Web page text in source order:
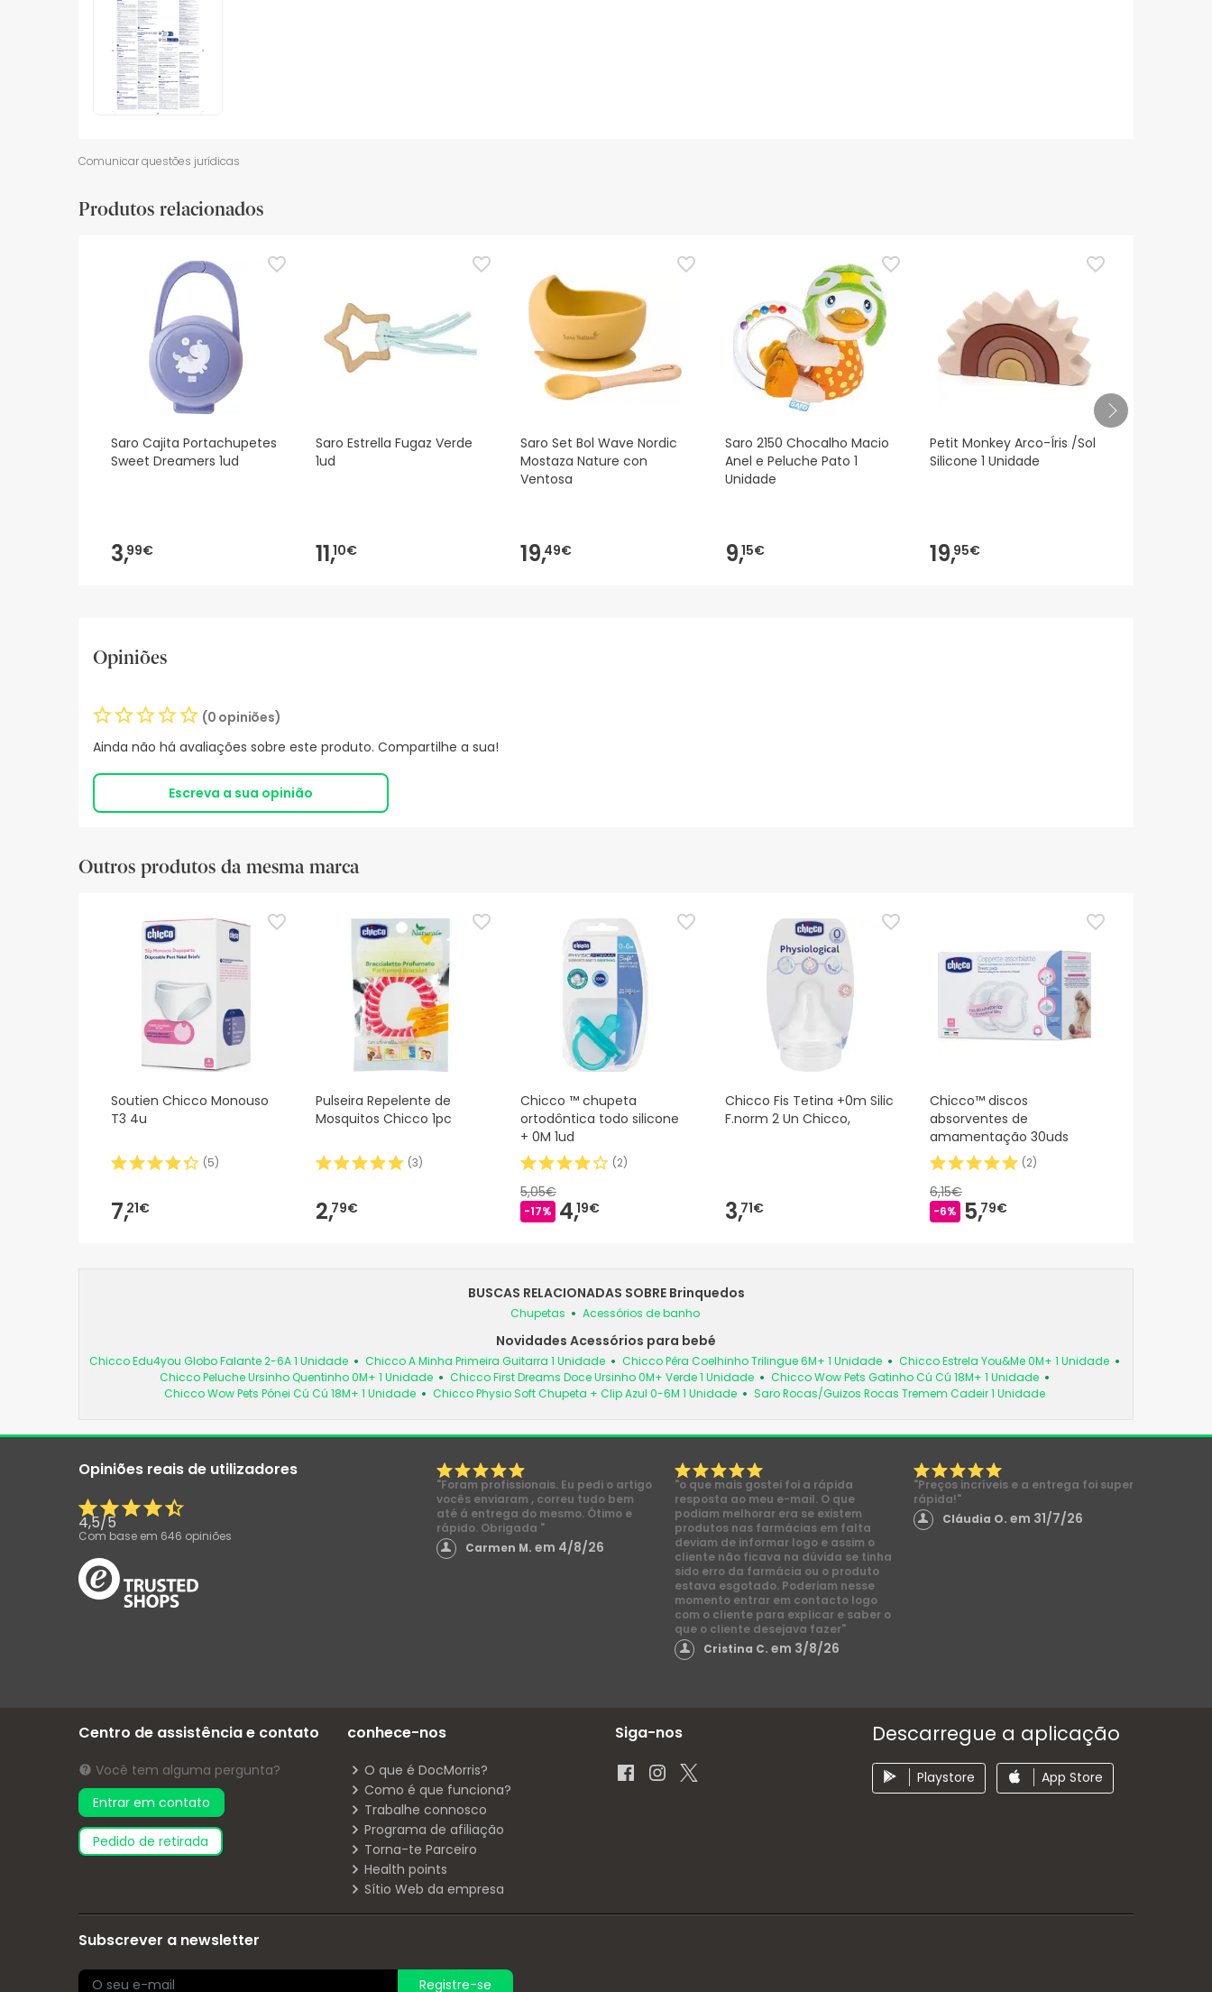
Comunicar questões jurídicas
Produtos relacionados
Saro Cajita Portachupetes
Sweet Dreamers 1ud
3,99€
Saro Estrella Fugaz Verde
1ud
11,10€
Saro Set Bol Wave Nordic
Mostaza Nature con
Ventosa
19,49€
Saro 2150 Chocalho Macio
Anel e Peluche Pato 1
Unidade
9,15€
Petit Monkey Arco-Íris /Sol
Silicone 1 Unidade
19,95€
Opiniões
(0 opiniões)
Ainda não há avaliações sobre este produto. Compartilhe a sua!
Escreva a sua opinião
Outros produtos da mesma marca
Soutien Chicco Monouso
T3 4u
(5)
7,21€
Pulseira Repelente de
Mosquitos Chicco 1pc
(3)
2,79€
Chicco ™ chupeta
ortodôntica todo silicone
+ 0M 1ud
(2)
5,05€
-17% 4,19€
Chicco Fis Tetina +0m Silic
F.norm 2 Un Chicco,
3,71€
Chicco™ discos
absorventes de
amamentação 30uds
(2)
6,15€
-6% 5,79€
BUSCAS RELACIONADAS SOBRE Brinquedos
Chupetas Acessórios de banho
Novidades Acessórios para bebé
Chicco Edu4you Globo Falante 2-6A 1 Unidade Chicco A Minha Primeira Guitarra 1 Unidade Chicco Pêra Coelhinho Trilingue 6M+ 1 Unidade
Chicco Estrela You&Me 0M+ 1 Unidade
Chicco Peluche Ursinho Quentinho 0M+ 1 Unidade
Chicco First Dreams Doce Ursinho 0M+ Verde 1 Unidade
Chicco Wow Pets Gatinho Cú Cú 18M+ 1 Unidade
Chicco Wow Pets Pónei Cú Cú 18M+ 1 Unidade
Chicco Physio Soft Chupeta + Clip Azul 0-6M 1 Unidade Saro Rocas/Guizos Rocas Tremem Cadeir 1 Unidade
Opiniões reais de utilizadores
4,5/5
Com base em 646 opiniões
"Foram profissionais. Eu pedi o artigo
vocês enviaram , correu tudo bem
até á entrega do mesmo. Ótimo e
rápido. Obrigada "
Carmen M. em 4/8/26
"o que mais gostei foi a rápida
resposta ao meu e-mail. O que
podiam melhorar era se existem
produtos nas farmácias em falta
deviam de informar logo e assim o
cliente não ficava na dúvida se tinha
sido erro da farmácia ou o produto
estava esgotado. Poderiam nesse
momento entrar em contacto logo
com o cliente para explicar e saber o
que o cliente desejava fazer"
Cristina C.em 3/8/26
"Preços incríveis e a entrega foi super
rápida!"
Cláudia O. em 31/7/26
Centro de assistência e contato
Você tem alguma pergunta?
Entrar em contato
pedido de retirada
conhece-nos
O que é DocMorris?
Como é que funciona?
Trabalhe connosco
Programa de afiliação
Torna-te Parceiro
Health points
Sítio Web da empresa
Siga-nos Descarregue a aplicação
Playstore App Store
Subscrever a newsletter
Registre-se